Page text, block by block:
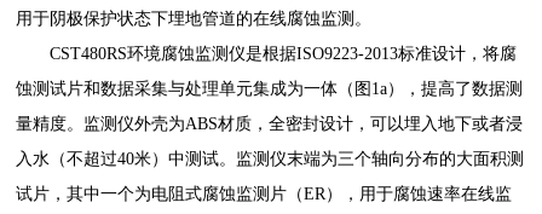
用于阴极保护状态下埋地管道的在线腐蚀监测。
CST480RS环境腐蚀监测仪是根据ISO9223-2013标准设计，将腐
蚀测试片和数据采集与处理单元集成为一体（图1a），提高了数据测
量精度。监测仪外壳为ABS材质，全密封设计，可以埋入地下或者浸
入水（不超过40米）中测试。监测仪末端为三个轴向分布的大面积测
试片，其中一个为电阻式腐蚀监测片（ER），用于腐蚀速率在线监